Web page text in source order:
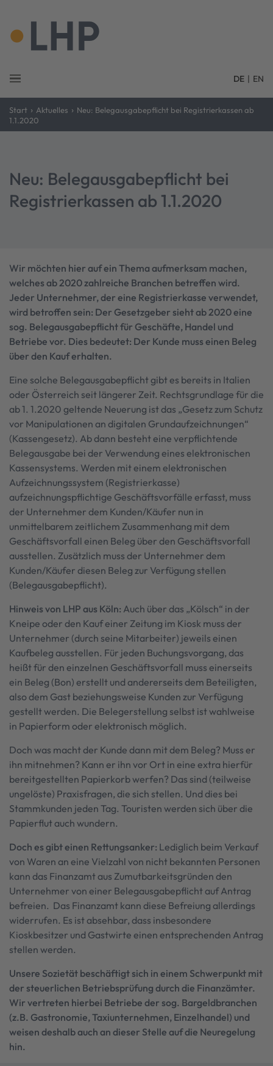
DE | EN
Start › Aktuelles › Neu: Belegausgabepflicht bei Registrierkassen ab
1.1.2020
Neu: Belegausgabepflicht bei
Registrierkassen ab 1.1.2020
Wir möchten hier auf ein Thema aufmerksam machen,
welches ab 2020 zahlreiche Branchen betreffen wird.
Jeder Unternehmer, der eine Registrierkasse verwendet,
wird betroffen sein: Der Gesetzgeber sieht ab 2020 eine
sog. Belegausgabepflicht für Geschäfte, Handel und
Betriebe vor. Dies bedeutet: Der Kunde muss einen Beleg
über den Kauf erhalten.
Eine solche Belegausgabepflicht gibt es bereits in Italien
oder Österreich seit längerer Zeit. Rechtsgrundlage für die
ab 1. 1.2020 geltende Neuerung ist das „Gesetz zum Schutz
vor Manipulationen an digitalen Grundaufzeichnungen“
(Kassengesetz). Ab dann besteht eine verpflichtende
Belegausgabe bei der Verwendung eines elektronischen
Kassensystems. Werden mit einem elektronischen
Aufzeichnungssystem (Registrierkasse)
aufzeichnungspflichtige Geschäftsvorfälle erfasst, muss
der Unternehmer dem Kunden/Käufer nun in
unmittelbarem zeitlichem Zusammenhang mit dem
Geschäftsvorfall einen Beleg über den Geschäftsvorfall
ausstellen. Zusätzlich muss der Unternehmer dem
Kunden/Käufer diesen Beleg zur Verfügung stellen
(Belegausgabepflicht).
Hinweis von LHP aus Köln: Auch über das „Kölsch“ in der
Kneipe oder den Kauf einer Zeitung im Kiosk muss der
Unternehmer (durch seine Mitarbeiter) jeweils einen
Kaufbeleg ausstellen. Für jeden Buchungsvorgang, das
heißt für den einzelnen Geschäftsvorfall muss einerseits
ein Beleg (Bon) erstellt und andererseits dem Beteiligten,
also dem Gast beziehungsweise Kunden zur Verfügung
gestellt werden. Die Belegerstellung selbst ist wahlweise
in Papierform oder elektronisch möglich.
Doch was macht der Kunde dann mit dem Beleg? Muss er
ihn mitnehmen? Kann er ihn vor Ort in eine extra hierfür
bereitgestellten Papierkorb werfen? Das sind (teilweise
ungelöste) Praxisfragen, die sich stellen. Und dies bei
Stammkunden jeden Tag. Touristen werden sich über die
Papierflut auch wundern.
Doch es gibt einen Rettungsanker: Lediglich beim Verkauf
von Waren an eine Vielzahl von nicht bekannten Personen
kann das Finanzamt aus Zumutbarkeitsgründen den
Unternehmer von einer Belegausgabepflicht auf Antrag
befreien. Das Finanzamt kann diese Befreiung allerdings
widerrufen. Es ist absehbar, dass insbesondere
Kioskbesitzer und Gastwirte einen entsprechenden Antrag
stellen werden.
Unsere Sozietät beschäftigt sich in einem Schwerpunkt mit
der steuerlichen Betriebsprüfung durch die Finanzämter.
Wir vertreten hierbei Betriebe der sog. Bargeldbranchen
(z.B. Gastronomie, Taxiunternehmen, Einzelhandel) und
weisen deshalb auch an dieser Stelle auf die Neuregelung
hin.